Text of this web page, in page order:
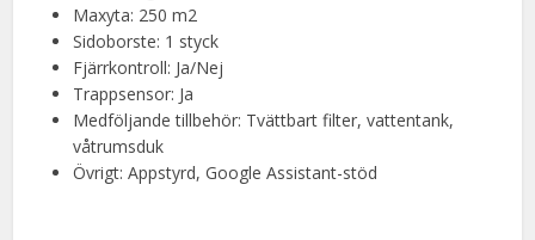
Maxyta: 250 m2
Sidoborste: 1 styck
Fjärrkontroll: Ja/Nej
Trappsensor: Ja
Medföljande tillbehör: Tvättbart filter, vattentank,
våtrumsduk
Övrigt: Appstyrd, Google Assistant-stöd